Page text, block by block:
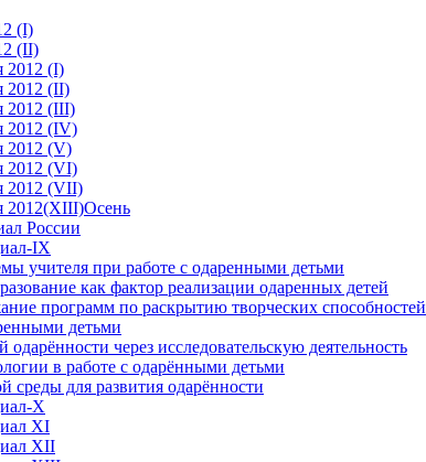
(I)
(II)
2012 (I)
2012 (II)
2012 (III)
2012 (IV)
2012 (V)
2012 (VI)
2012 (VII)
2012(XIII)Осень
России
IX
учителя при работе с одаренными детьми
как фактор реализации одаренных детей
программ по раскрытию творческих способностей
детьми
одарённости через исследовательскую деятельность
в работе с одарёнными детьми
среды для развития одарённости
X
XI
XII